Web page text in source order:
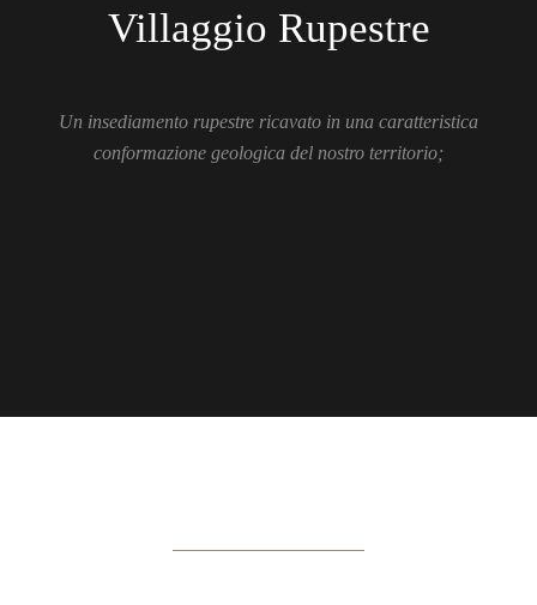
Villaggio Rupestre
Un insediamento rupestre ricavato in una caratteristica
conformazione geologica del nostro territorio;